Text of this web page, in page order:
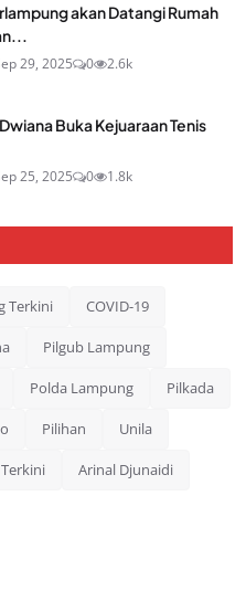
akan Datangi Rumah
29, 2025 0 2.6k
Buka Kejuaraan Tenis
25, 2025 0 1.8k
Terkini COVID-19
Pilgub Lampung
Polda Lampung Pilkada
Pilihan Unila
Arinal Djunaidi